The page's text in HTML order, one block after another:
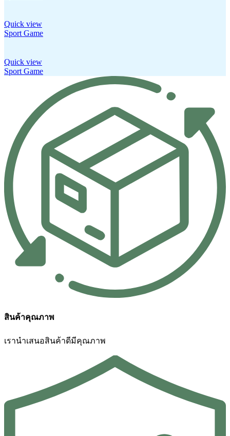
Quick view
Sport Game
Quick view
Sport Game
สินค้าคุณภาพ
เรานำเสนอสินค้าดีมีคุณภาพ